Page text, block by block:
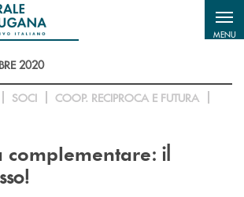
MENU
2020
SOCI
COOP. RECIPROCA E FUTURA
complementare: il